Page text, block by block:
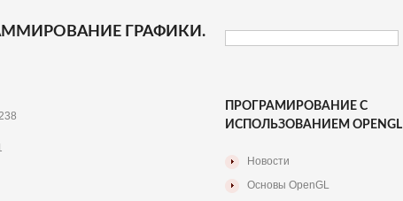
ГРАФИКИ.
ПРОГРАМИРОВАНИЕ С
ИСПОЛЬЗОВАНИЕМ OPENGL
Новости
Основы OpenGL